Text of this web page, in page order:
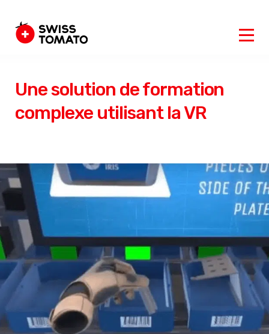
Une solution de formation
complexe utilisant la VR